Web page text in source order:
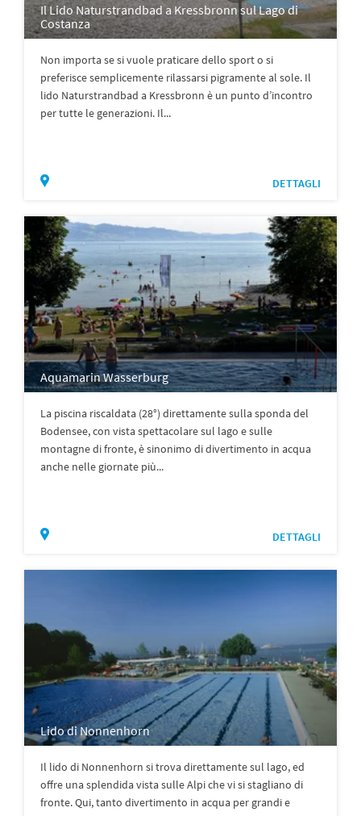
Il Lido Naturstrandbad a Kressbronn sul Lago di
Costanza
Non importa se si vuole praticare dello sport o si
preferisce semplicemente rilassarsi pigramente al sole. Il
lido Naturstrandbad a Kressbronn è un punto d’incontro
per tutte le generazioni. Il...
DETTAGLI
Aquamarin Wasserburg
La piscina riscaldata (28°) direttamente sulla sponda del
Bodensee, con vista spettacolare sul lago e sulle
montagne di fronte, è sinonimo di divertimento in acqua
anche nelle giornate più...
DETTAGLI
Lido di Nonnenhorn
Il lido di Nonnenhorn si trova direttamente sul lago, ed
offre una splendida vista sulle Alpi che vi si stagliano di
fronte. Qui, tanto divertimento in acqua per grandi e